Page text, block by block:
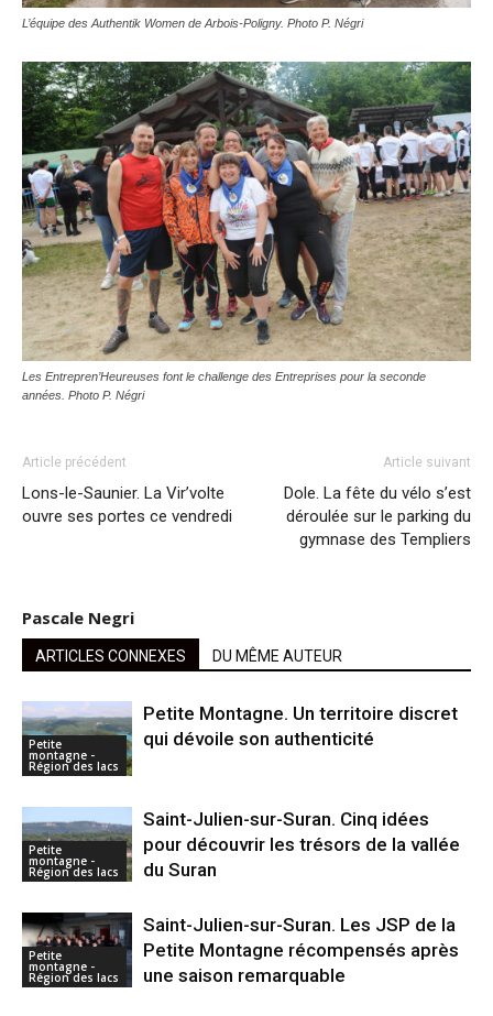
L’équipe des Authentik Women de Arbois-Poligny. Photo P. Négri
Les Entrepren’Heureuses font le challenge des Entreprises pour la seconde
années. Photo P. Négri
Article précédent
Lons-le-Saunier. La Vir’volte
ouvre ses portes ce vendredi
Article suivant
Dole. La fête du vélo s’est
déroulée sur le parking du
gymnase des Templiers
Pascale Negri
ARTICLES CONNEXES DU MÊME AUTEUR
Petite
montagne -
Région des lacs
Petite Montagne. Un territoire discret
qui dévoile son authenticité
Petite
montagne -
Région des lacs
Saint-Julien-sur-Suran. Cinq idées
pour découvrir les trésors de la vallée
du Suran
Petite
montagne -
Région des lacs
Saint-Julien-sur-Suran. Les JSP de la
Petite Montagne récompensés après
une saison remarquable